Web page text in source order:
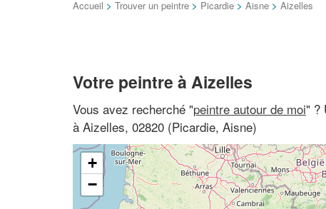
Accueil > Trouver un peintre > Picardie > Aisne > Aizelles
Votre peintre à Aizelles
Vous avez recherché "peintre autour de moi" ?
à Aizelles, 02820 (Picardie, Aisne)
+
−